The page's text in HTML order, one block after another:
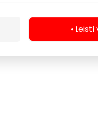
Leisti